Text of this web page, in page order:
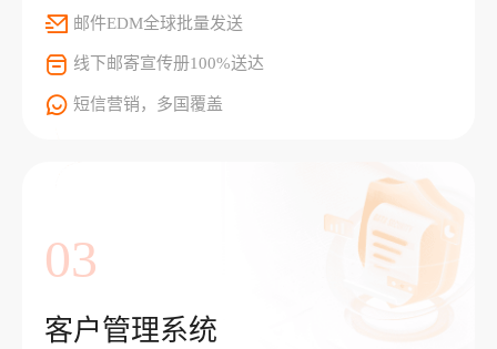
邮件EDM全球批量发送
线下邮寄宣传册100%送达
短信营销，多国覆盖
03
客户管理系统